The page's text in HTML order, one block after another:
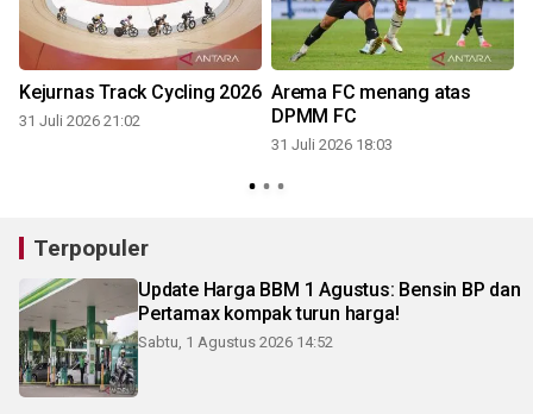
Kejurnas Track Cycling 2026
31 Juli 2026 21:02
Arema FC menang atas
DPMM FC
31 Juli 2026 18:03
Terpopuler
Update Harga BBM 1 Agustus: Bensin BP dan
Pertamax kompak turun harga!
Sabtu, 1 Agustus 2026 14:52